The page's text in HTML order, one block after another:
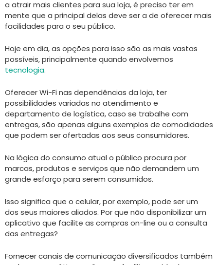
a atrair mais clientes para sua loja, é preciso ter em
mente que a principal delas deve ser a de oferecer mais
facilidades para o seu público.
Hoje em dia, as opções para isso são as mais vastas
possíveis, principalmente quando envolvemos
tecnologia.
Oferecer Wi-Fi nas dependências da loja, ter
possibilidades variadas no atendimento e
departamento de logística, caso se trabalhe com
entregas, são apenas alguns exemplos de comodidades
que podem ser ofertadas aos seus consumidores.
Na lógica do consumo atual o público procura por
marcas, produtos e serviços que não demandem um
grande esforço para serem consumidos.
Isso significa que o celular, por exemplo, pode ser um
dos seus maiores aliados. Por que não disponibilizar um
aplicativo que facilite as compras on-line ou a consulta
das entregas?
Fornecer canais de comunicação diversificados também